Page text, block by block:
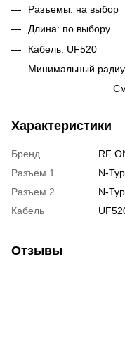
Разъемы: на выбор
Длина: по выбору
Кабель: UF520
Минимальный
Характеристики
Бренд
RF
Разъем 1
N-
Разъем 2
N-
Кабель
Отзывы